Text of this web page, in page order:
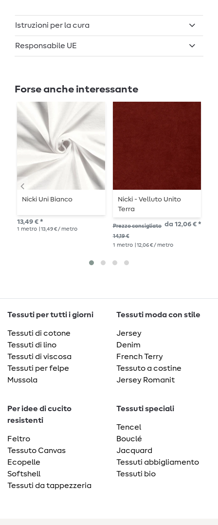
Istruzioni per la cura
Responsabile UE
Forse anche interessante
Nicki Uni Bianco
13,49 € *
1 metro | 13,49 € / metro
Nicki - Velluto Unito
Terra
Prezzo consigliato
14,19 €
da 12,06 € *
1 metro | 12,06 € / metro
Tessuti per tutti i giorni
Tessuti di cotone
Tessuti di lino
Tessuti di viscosa
Tessuti per felpe
Mussola
Tessuti moda con stile
Jersey
Denim
French Terry
Tessuto a costine
Jersey Romanit
Per idee di cucito
resistenti
Feltro
Tessuto Canvas
Ecopelle
Softshell
Tessuti da tappezzeria
Tessuti speciali
Tencel
Bouclé
Jacquard
Tessuti abbigliamento
Tessuti bio